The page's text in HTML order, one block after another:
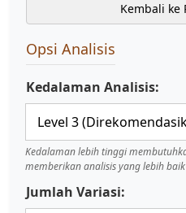
Kembali ke
Opsi Analisis
Kedalaman Analisis:
Kedalaman lebih tinggi
memberikan analisis yang lebih baik
Jumlah Variasi: